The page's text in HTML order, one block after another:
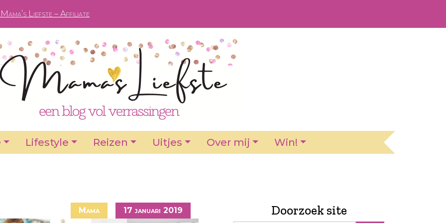
Liefste – Affiliate
Lifestyle Reizen Uitjes Over mij Win!
Mama 17 januari 2019 Doorzoek site